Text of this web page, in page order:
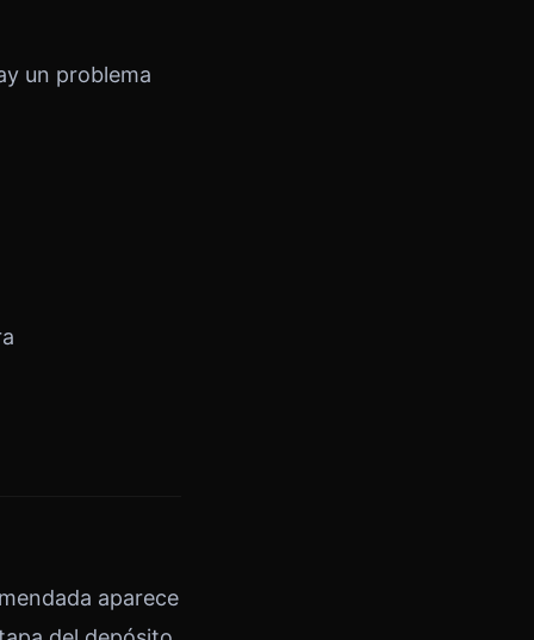
un problema
aparece